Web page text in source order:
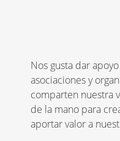
Nos gusta dar
asociaciones y
comparten nuestra
de la mano para
aportar valor a